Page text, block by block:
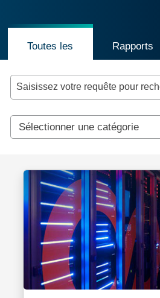
Toutes lesCliquez pour afficher
Rapports
Saisissez votre requête pour